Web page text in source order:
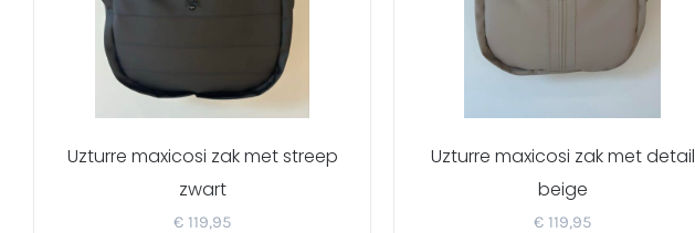
Uzturre maxicosi zak met streep
zwart
€ 119,95
Uzturre maxicosi zak met detail
beige
€ 119,95